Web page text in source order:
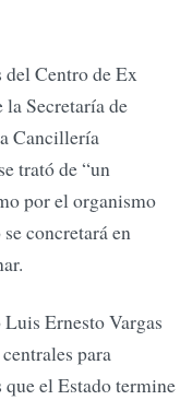
Centro de Ex
Secretaría de
Cancillería
trató de “un
por el organismo
concretará en
Ernesto Vargas
para
el Estado termine